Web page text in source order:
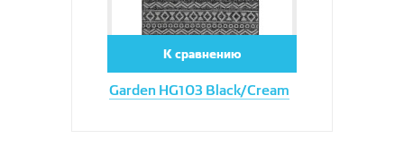
Garden HG103 Black/Cream
К сравнению